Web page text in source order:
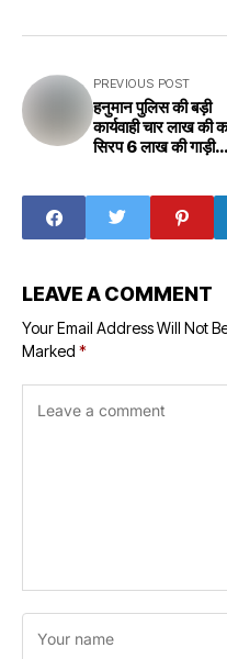
PREVIOUS POST
हनुमान पुलिस की बड़ी
कार्यवाही चार लाख की
सिरप 6 लाख की गाड़ी
cough syrup
worth Rs 4 lakh,
car worth Rs 6
LEAVE A COMMENT
Your Email Address Will Not
Marked *